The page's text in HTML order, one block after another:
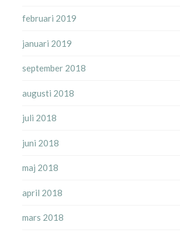
februari 2019
januari 2019
september 2018
augusti 2018
juli 2018
juni 2018
maj 2018
april 2018
mars 2018